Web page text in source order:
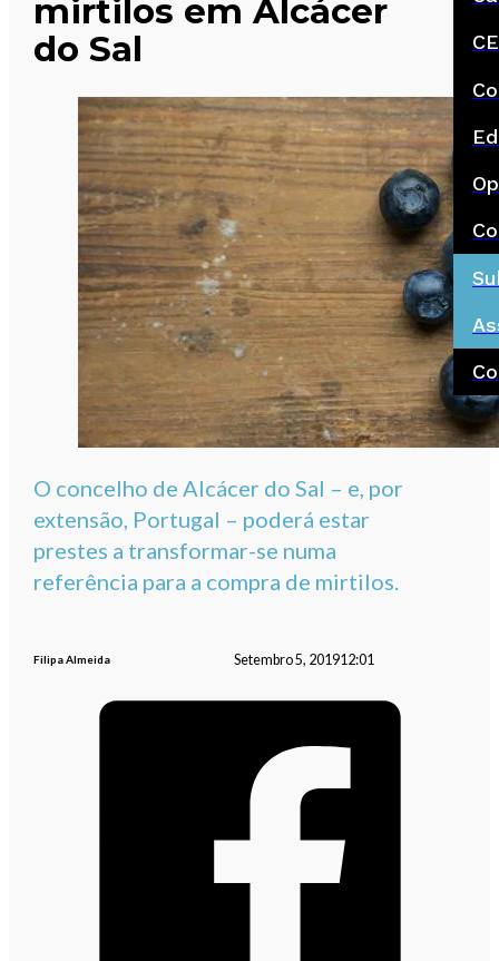
mirtilos em Alcácer
do Sal
O concelho de Alcácer do Sal – e, por
extensão, Portugal – poderá estar
prestes a transformar-se numa
referência para a compra de mirtilos.
Filipa Almeida Setembro 5, 201912:01